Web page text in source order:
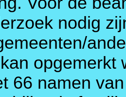
nodig
opgemerkt
66 namen